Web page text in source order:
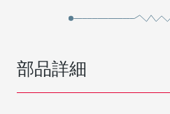
部品詳細